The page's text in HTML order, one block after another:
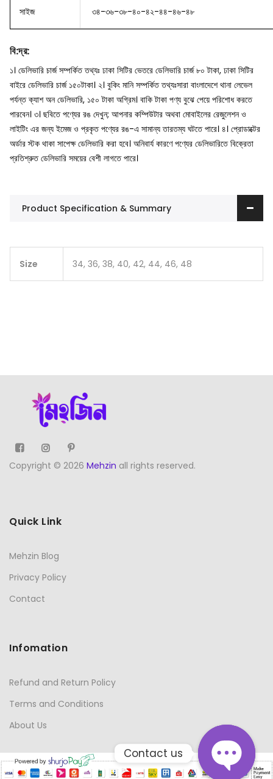
সাইজ ৩৪-৩৬-৩৮-৪০-৪২-৪৪-৪৬-৪৮
বি:দ্র:
১। ডেলিভারি চার্জ সম্পর্কিত তথ্যঃ ঢাকা সিটির ভেতরে ডেলিভারি চার্জ ৮০ টাকা, ঢাকা সিটির
বাইরে ডেলিভারি চার্জ ১৫০টাকা। ২। বুকিং মানি সম্পর্কিত তথ্যঃসারা বাংলাদেশে থানা লেভেল
পর্যন্ত ক্যাশ অন ডেলিভারি, ১৫০ টাকা অগ্রিম। বাকি টাকা পণ্য বুঝে পেয়ে পরিশোধ করতে
পারবেন। ৩। ছবিতে পণ্যের রঙ দেখুন; আপনার কম্পিউটার অথবা মোবাইলের রেজুলেশন ও
লাইটিং এর জন্য ইমেজ ও প্রকৃত পণ্যের রঙ-এ সামান্য তারতম্য ঘটতে পারে। ৪। প্রোডাক্টের
অর্ডার স্টক থাকা সাপেক্ষ ডেলিভারি করা হবে। অনিবার্য কারণে পণ্যের ডেলিভারিতে বিক্রেতা
প্রতিশ্রুত ডেলিভারি সময়ের বেশী লাগতে পারে।
Product Specification & Summary
Size 34, 36, 38, 40, 42, 44, 46, 48
Copyright © 2026 Mehzin all rights reserved.
Quick Link
Mehzin Blog
Privacy Policy
Contact
Infomation
Refund and Return Policy
Terms and Conditions
About Us
Contact us